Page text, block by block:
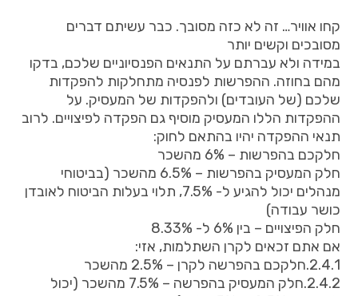
קחו אוויר… זה לא כזה מסובך. כבר עשיתם דברים
מסובכים וקשים יותר
במידה ולא עברתם על התנאים הפנסיוניים שלכם, בדקו
מהם בחוזה. ההפרשות לפנסיה מתחלקות להפקדות
שלכם (של העובדים) ולהפקדות של המעסיק. על
ההפקדות הללו המעסיק מוסיף גם הפקדה לפיצויים. לרוב
תנאי ההפקדה יהיו בהתאם לחוק:
חלקכם בהפרשות – 6% מהשכר
חלק המעסיק בהפרשות – 6.5% מהשכר (בביטוחי
מנהלים יכול להגיע ל- 7.5%, תלוי בעלות הביטוח לאובדן
כושר עבודה)
חלק הפיצויים – בין 6% ל- 8.33%
אם אתם זכאים לקרן השתלמות, אזי:
2.4.1.חלקכם בהפרשה לקרן – 2.5% מהשכר
2.4.2.חלק המעסיק בהפרשה – 7.5% מהשכר (יכול